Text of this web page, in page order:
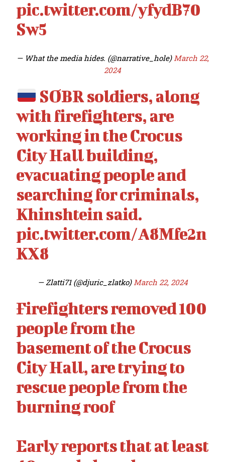
pic.twitter.com/yfydB70
Sw5
— What the media hides. (@narrative_hole) March 22,
2024
SOBR soldiers, along
with firefighters, are
working in the Crocus
City Hall building,
evacuating people and
searching for criminals,
Khinshtein said.
pic.twitter.com/A8Mfe2n
KX8
— Zlatti71 (@djuric_zlatko) March 22, 2024
Firefighters removed 100
people from the
basement of the Crocus
City Hall, are trying to
rescue people from the
burning roof
Early reports that at least